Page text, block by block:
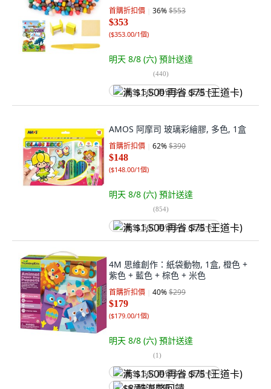
首購折扣價 36%$553
$353
($353.00/1個)
明天 8/8 (六) 預計送達
(440)
满 $1,500 再省 $75 (王道卡)
AMOS 阿摩司 玻璃彩繪膠, 多色, 1盒
首購折扣價 62%$390
$148
($148.00/1個)
明天 8/8 (六) 預計送達
(854)
满 $1,500 再省 $75 (王道卡)
4M 思維創作：紙袋動物, 1盒, 橙色 +
紫色 + 藍色 + 棕色 + 米色
首購折扣價 40%$299
$179
($179.00/1個)
明天 8/8 (六) 預計送達
(1)
满 $1,500 再省 $75 (王道卡)